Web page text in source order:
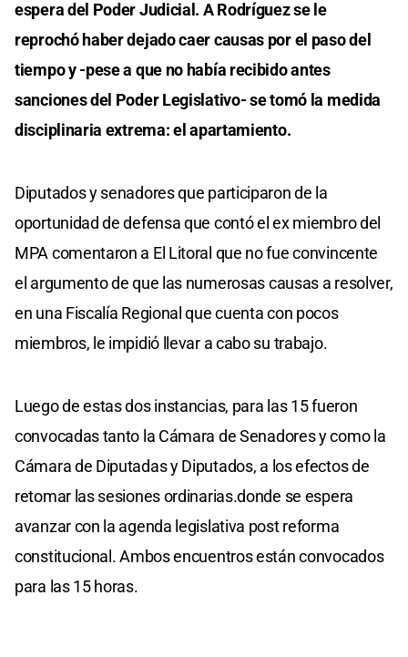
espera del Poder Judicial. A Rodríguez se le
reprochó haber dejado caer causas por el paso del
tiempo y -pese a que no había recibido antes
sanciones del Poder Legislativo- se tomó la medida
disciplinaria extrema: el apartamiento.
Diputados y senadores que participaron de la
oportunidad de defensa que contó el ex miembro del
MPA comentaron a El Litoral que no fue convincente
el argumento de que las numerosas causas a resolver,
en una Fiscalía Regional que cuenta con pocos
miembros, le impidió llevar a cabo su trabajo.
Luego de estas dos instancias, para las 15 fueron
convocadas tanto la Cámara de Senadores y como la
Cámara de Diputadas y Diputados, a los efectos de
retomar las sesiones ordinarias.donde se espera
avanzar con la agenda legislativa post reforma
constitucional. Ambos encuentros están convocados
para las 15 horas.